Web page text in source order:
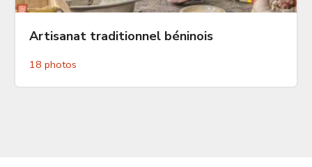
Artisanat traditionnel béninois
18 photos